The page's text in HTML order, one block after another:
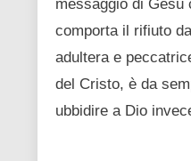
messaggio di Gesù
comporta il rifiuto
adultera e
del Cristo, è da
ubbidire a Dio